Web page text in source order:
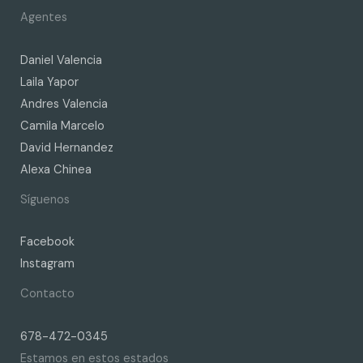
Agentes
Daniel Valencia
Laila Yapor
Andres Valencia
Camila Marcelo
David Hernandez
Alexa Chinea
Síguenos
Facebook
Instagram
Contacto
678-472-0345
Estamos en estos estados